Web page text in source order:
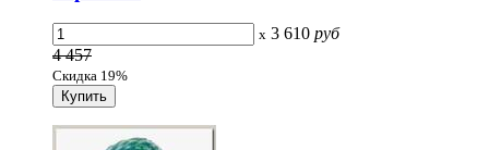
x 3 610 руб
4 457
Скидка 19%